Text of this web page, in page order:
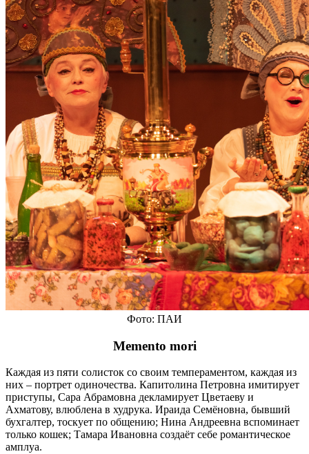
Фото: ПАИ
Memento mori
Каждая из пяти солисток со своим темпераментом, каждая из
них – портрет одиночества. Капитолина Петровна имитирует
приступы, Сара Абрамовна декламирует Цветаеву и
Ахматову, влюблена в худрука. Ираида Семёновна, бывший
бухгалтер, тоскует по общению; Нина Андреевна вспоминает
только кошек; Тамара Ивановна создаёт себе романтическое
амплуа.